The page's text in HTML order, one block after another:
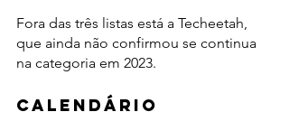
Fora das três listas está a Techeetah,
que ainda não confirmou se continua
na categoria em 2023.
CALENDÁRIO